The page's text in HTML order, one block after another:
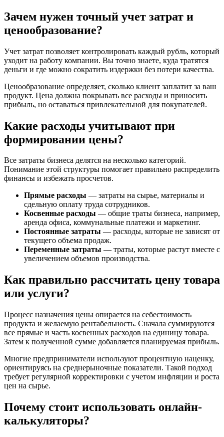
Зачем нужен точный учет затрат и
ценообразование?
Учет затрат позволяет контролировать каждый рубль, который
уходит на работу компании. Вы точно знаете, куда тратятся
деньги и где можно сократить издержки без потери качества.
Ценообразование определяет, сколько клиент заплатит за ваш
продукт. Цена должна покрывать все расходы и приносить
прибыль, но оставаться привлекательной для покупателей.
Какие расходы учитывают при
формировании цены?
Все затраты бизнеса делятся на несколько категорий.
Понимание этой структуры помогает правильно распределить
финансы и избежать просчетов.
Прямые расходы — затраты на сырье, материалы и
сдельную оплату труда сотрудников.
Косвенные расходы — общие траты бизнеса, например,
аренда офиса, коммунальные платежи и маркетинг.
Постоянные затраты — расходы, которые не зависят от
текущего объема продаж.
Переменные затраты — траты, которые растут вместе с
увеличением объемов производства.
Как правильно рассчитать цену товара
или услуги?
Процесс назначения цены опирается на себестоимость
продукта и желаемую рентабельность. Сначала суммируются
все прямые и часть косвенных расходов на единицу товара.
Затем к полученной сумме добавляется планируемая прибыль.
Многие предприниматели используют процентную наценку,
ориентируясь на среднерыночные показатели. Такой подход
требует регулярной корректировки с учетом инфляции и роста
цен на сырье.
Почему стоит использовать онлайн-
калькуляторы?